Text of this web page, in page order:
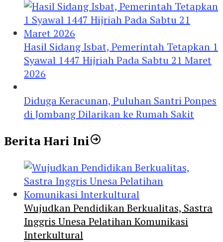
Hasil Sidang Isbat, Pemerintah Tetapkan 1
Syawal 1447 Hijriah Pada Sabtu 21 Maret
2026
Diduga Keracunan, Puluhan Santri Ponpes
di Jombang Dilarikan ke Rumah Sakit
Berita Hari Ini
Wujudkan Pendidikan Berkualitas, Sastra
Inggris Unesa Pelatihan Komunikasi
Interkultural